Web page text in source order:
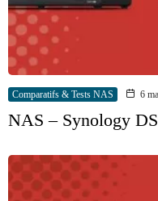
Comparatifs & Tests NAS 6
NAS – Synology